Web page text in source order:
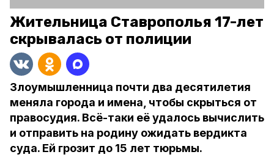
Жительница Ставрополья 17-лет
скрывалась от полиции
Злоумышленница почти два десятилетия
меняла города и имена, чтобы скрыться от
правосудия. Всё-таки её удалось вычислить
и отправить на родину ожидать вердикта
суда. Ей грозит до 15 лет тюрьмы.